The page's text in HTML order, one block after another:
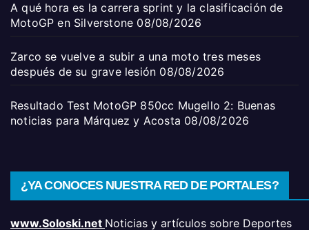
A qué hora es la carrera sprint y la clasificación de
MotoGP en Silverstone 08/08/2026
Zarco se vuelve a subir a una moto tres meses
después de su grave lesión 08/08/2026
Resultado Test MotoGP 850cc Mugello 2: Buenas
noticias para Márquez y Acosta 08/08/2026
¿YA CONOCES NUESTRA RED DE PORTALES?
www.Soloski.net Noticias y artículos sobre Deportes